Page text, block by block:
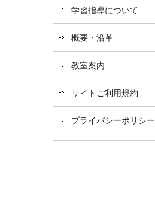
学習指導について
概要・沿革
教室案内
サイトご利用規約
プライバシーポリシー